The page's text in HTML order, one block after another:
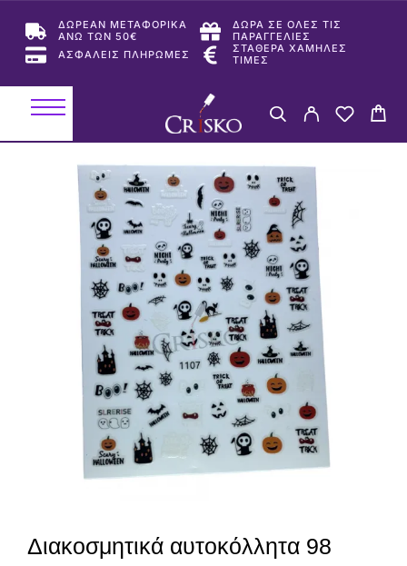
ΔΩΡΕΑΝ ΜΕΤΑΦΟΡΙΚΑ
ΑΝΩ ΤΩΝ 50€
ΔΩΡΑ ΣΕ ΟΛΕΣ ΤΙΣ
ΠΑΡΑΓΓΕΛΙΕΣ
ΑΣΦΑΛΕΙΣ ΠΛΗΡΩΜΕΣ
ΣΤΑΘΕΡΑ ΧΑΜΗΛΕΣ
ΤΙΜΕΣ
Διακοσμητικά αυτοκόλλητα 98